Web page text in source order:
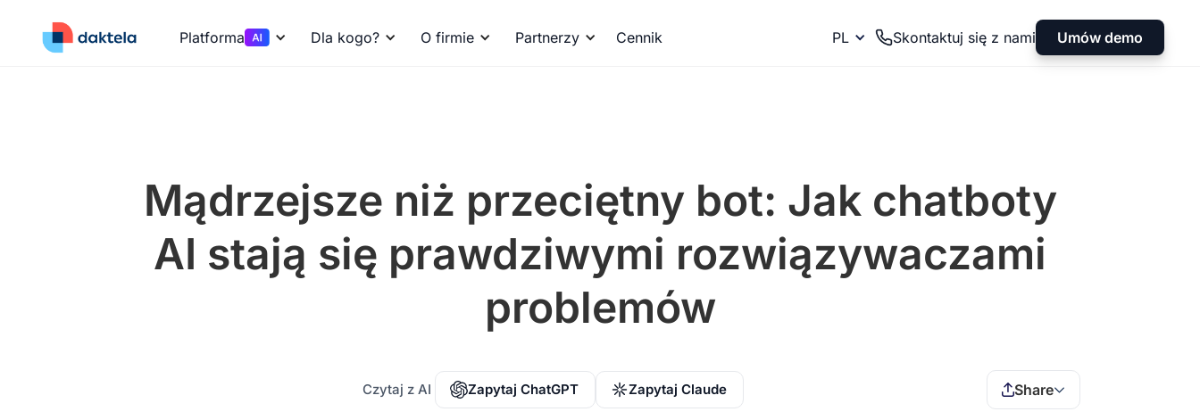
Platforma Dla kogo? O firmie Partnerzy Cennik PL Skontaktuj się z nami Umów demo
Mądrzejsze niż przeciętny bot: Jak chatboty
AI stają się prawdziwymi rozwiązywaczami
problemów
Czytaj z AI Zapytaj ChatGPT Zapytaj Claude Share